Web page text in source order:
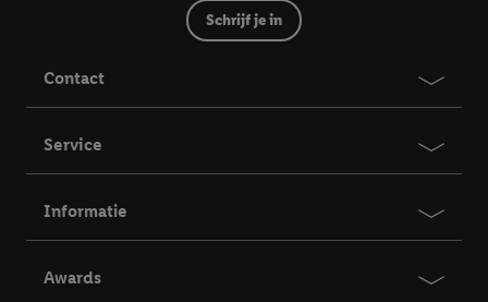
Schrijf je in
Contact
Service
Informatie
Awards